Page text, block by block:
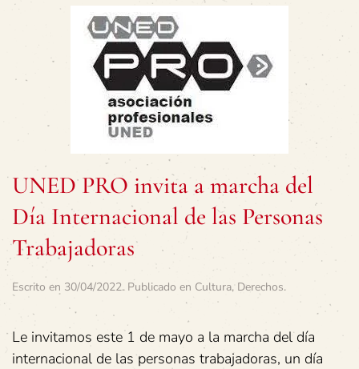
UNED PRO invita a marcha del
Día Internacional de las Personas
Trabajadoras
Escrito en 30/04/2022. Publicado en Cultura, Derechos.
Le invitamos este 1 de mayo a la marcha del día
internacional de las personas trabajadoras, un día